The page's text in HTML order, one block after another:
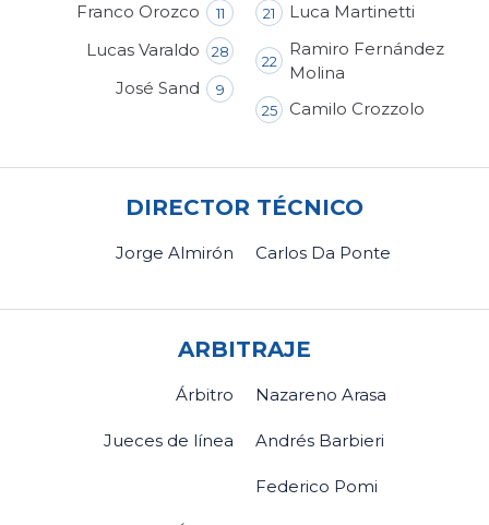
Franco Orozco 11
Lucas Varaldo 28
José Sand 9
21 Luca Martinetti
22
Ramiro Fernández
Molina
25 Camilo Crozzolo
DIRECTOR TÉCNICO
Jorge Almirón Carlos Da Ponte
ARBITRAJE
Árbitro Nazareno Arasa
Jueces de línea Andrés Barbieri
Federico Pomi